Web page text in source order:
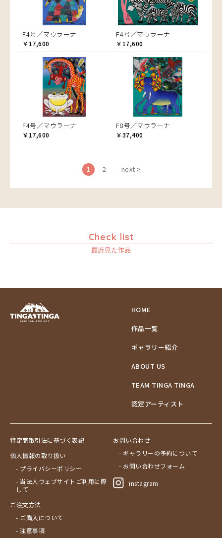
F4号／マウラーナ
￥17,600
F4号／マウラーナ
￥17,600
F4号／マウラーナ
￥17,600
F8号／マウラーナ
￥37,400
1 2 next >
Check list
最近見た作品
HOME
作品一覧
ギャラリー紹介
ABOUT US
TEAM TINGA TINGA
認定アーティスト
特定商取引法に基づく表記
個人情報の取り扱い
- プライバシーポリシー
- 当法人ウェブサイトご利用に際
して
ご注文方法
- ご購入について
- 注意事項
お問い合わせ
- ギャラリーの予約について
- お問い合わせフォーム
instagram